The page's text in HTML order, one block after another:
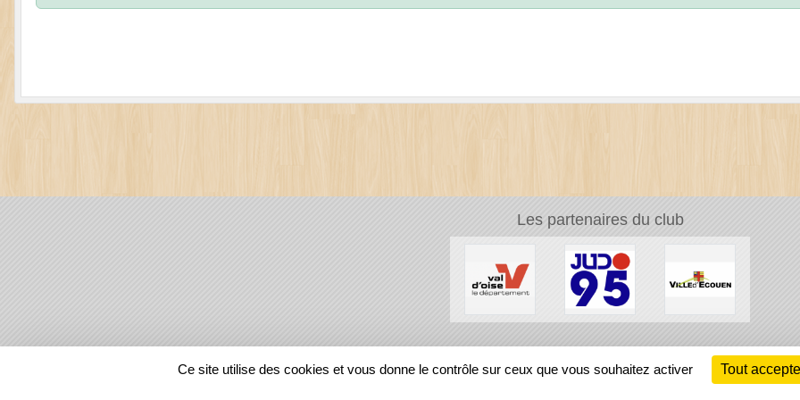
Les partenaires du club
REGIONS
Ce site utilise des cookies et vous donne le contrôle sur ceux que vous souhaitez activer Tout